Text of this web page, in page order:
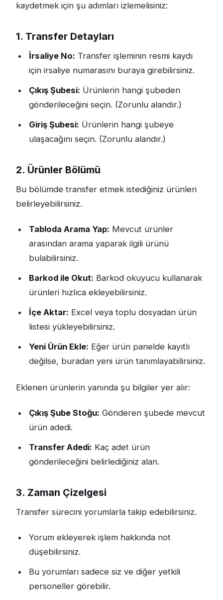
kaydetmek için şu adımları izlemelisiniz:
1. Transfer Detayları
İrsaliye No: Transfer işleminin resmi kaydı
için irsaliye numarasını buraya girebilirsiniz.
Çıkış Şubesi: Ürünlerin hangi şubeden
gönderileceğini seçin. (Zorunlu alandır.)
Giriş Şubesi: Ürünlerin hangi şubeye
ulaşacağını seçin. (Zorunlu alandır.)
2. Ürünler Bölümü
Bu bölümde transfer etmek istediğiniz ürünleri
belirleyebilirsiniz.
Tabloda Arama Yap: Mevcut ürünler
arasından arama yaparak ilgili ürünü
bulabilirsiniz.
Barkod ile Okut: Barkod okuyucu kullanarak
ürünleri hızlıca ekleyebilirsiniz.
İçe Aktar: Excel veya toplu dosyadan ürün
listesi yükleyebilirsiniz.
Yeni Ürün Ekle: Eğer ürün panelde kayıtlı
değilse, buradan yeni ürün tanımlayabilirsiniz.
Eklenen ürünlerin yanında şu bilgiler yer alır:
Çıkış Şube Stoğu: Gönderen şubede mevcut
ürün adedi.
Transfer Adedi: Kaç adet ürün
gönderileceğini belirlediğiniz alan.
3. Zaman Çizelgesi
Transfer sürecini yorumlarla takip edebilirsiniz.
Yorum ekleyerek işlem hakkında not
düşebilirsiniz.
Bu yorumları sadece siz ve diğer yetkili
personeller görebilir.